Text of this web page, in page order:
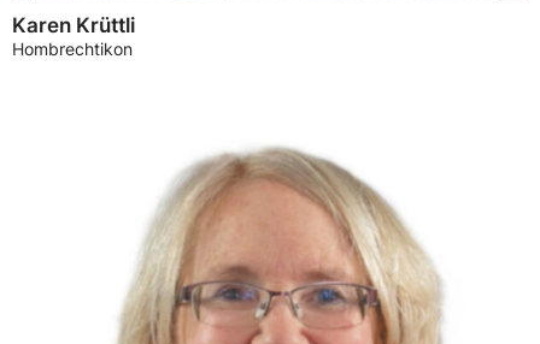
Karen Krüttli
Hombrechtikon